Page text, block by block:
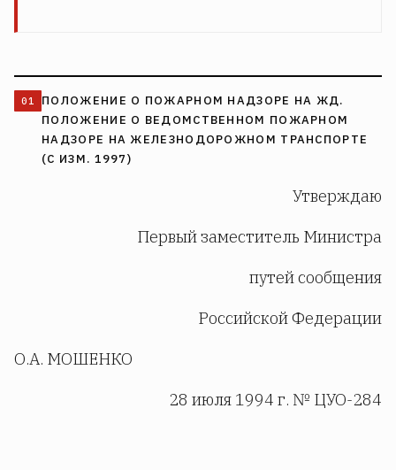
ПОЛОЖЕНИЕ О ПОЖАРНОМ НАДЗОРЕ НА ЖД.
ПОЛОЖЕНИЕ О ВЕДОМСТВЕННОМ ПОЖАРНОМ
НАДЗОРЕ НА ЖЕЛЕЗНОДОРОЖНОМ ТРАНСПОРТЕ
(С ИЗМ. 1997)
Утверждаю
Первый заместитель Министра
путей сообщения
Российской Федерации
О.А. МОШЕНКО
28 июля 1994 г. № ЦУО-284